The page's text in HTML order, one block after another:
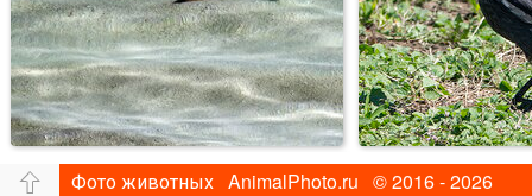
Фото животных AnimalPhoto.ru © 2016 - 2026